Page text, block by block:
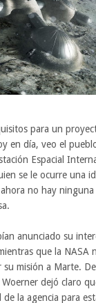
para un
en día, veo el
Espacial
se le ocurre una
no hay
anunciado su
que la NASA
su misión a Marte.
dejó claro
la agencia para